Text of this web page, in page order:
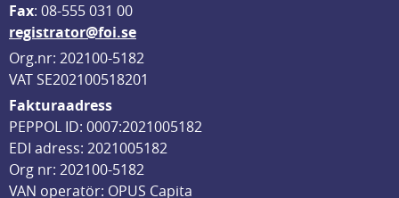
Fax: 08-555 031 00
registrator@foi.se
Org.nr: 202100-5182
VAT SE202100518201
Fakturaadress
PEPPOL ID: 0007:2021005182
EDI adress: 2021005182
Org nr: 202100-5182
VAN operatör: OPUS Capita